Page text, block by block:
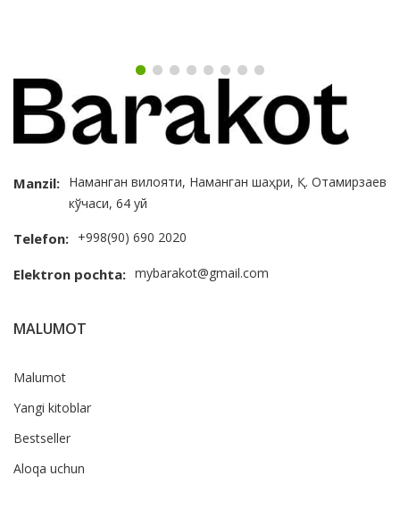
Manzil: Наманган вилояти, Наманган шаҳри, Қ. Отамирзаев
кўчаси, 64 уй
Telefon: +998(90) 690 2020
Elektron pochta: mybarakot@gmail.com
MALUMOT
Malumot
Yangi kitoblar
Bestseller
Aloqa uchun